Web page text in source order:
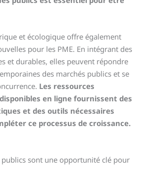
et écologique offre également
pour les PME. En intégrant des
et durables, elles peuvent répondre
des marchés publics et se
Les ressources
en ligne fournissent des
et des outils nécessaires
ce processus de croissance.
publics sont une opportunité clé pour